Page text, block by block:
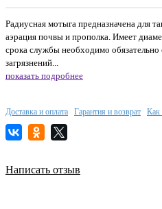
Радиусная мотыга предназначена для
аэрация почвы и прополка. Имеет
срока службы необходимо
загрязнений...
показать подробнее
Доставка и оплата Гарантия и возврат Как
Написать отзыв